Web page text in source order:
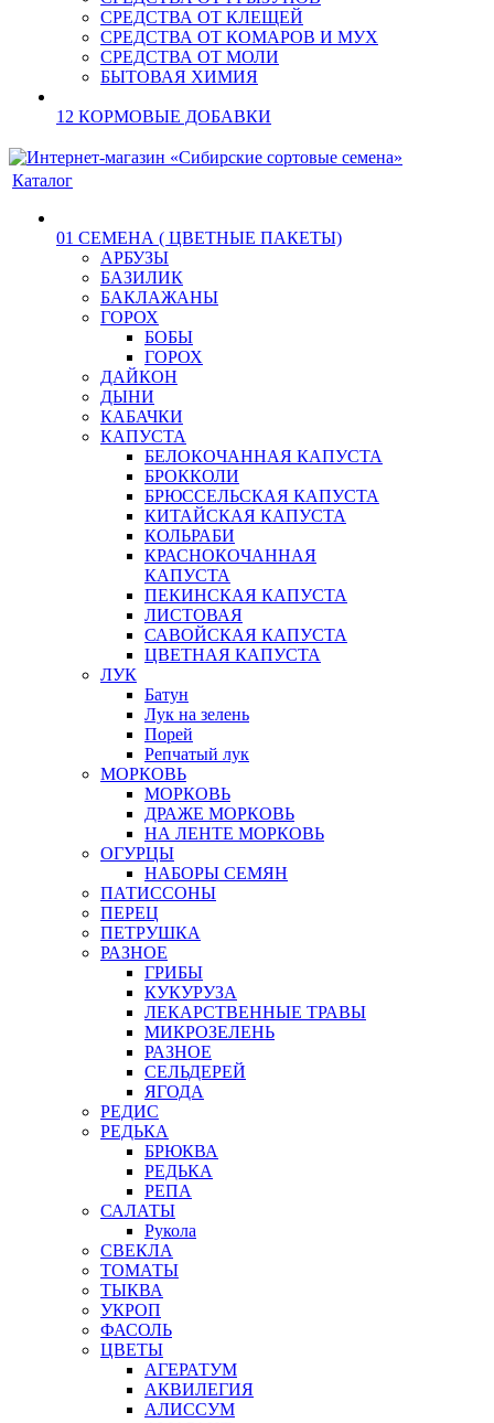
СРЕДСТВА ОТ КЛЕЩЕЙ
СРЕДСТВА ОТ КОМАРОВ И МУХ
СРЕДСТВА ОТ МОЛИ
БЫТОВАЯ ХИМИЯ
12 КОРМОВЫЕ ДОБАВКИ
Каталог
01 СЕМЕНА ( ЦВЕТНЫЕ ПАКЕТЫ)
АРБУЗЫ
БАЗИЛИК
БАКЛАЖАНЫ
ГОРОХ
БОБЫ
ГОРОХ
ДАЙКОН
ДЫНИ
КАБАЧКИ
КАПУСТА
БЕЛОКОЧАННАЯ КАПУСТА
БРОККОЛИ
БРЮССЕЛЬСКАЯ КАПУСТА
КИТАЙСКАЯ КАПУСТА
КОЛЬРАБИ
КРАСНОКОЧАННАЯ
КАПУСТА
ПЕКИНСКАЯ КАПУСТА
ЛИСТОВАЯ
САВОЙСКАЯ КАПУСТА
ЦВЕТНАЯ КАПУСТА
ЛУК
Батун
Лук на зелень
Порей
Репчатый лук
МОРКОВЬ
МОРКОВЬ
ДРАЖЕ МОРКОВЬ
НА ЛЕНТЕ МОРКОВЬ
ОГУРЦЫ
НАБОРЫ СЕМЯН
ПАТИССОНЫ
ПЕРЕЦ
ПЕТРУШКА
РАЗНОЕ
ГРИБЫ
КУКУРУЗА
ЛЕКАРСТВЕННЫЕ ТРАВЫ
МИКРОЗЕЛЕНЬ
РАЗНОЕ
СЕЛЬДЕРЕЙ
ЯГОДА
РЕДИС
РЕДЬКА
БРЮКВА
РЕДЬКА
РЕПА
САЛАТЫ
Рукола
СВЕКЛА
ТОМАТЫ
ТЫКВА
УКРОП
ФАСОЛЬ
ЦВЕТЫ
АГЕРАТУМ
АКВИЛЕГИЯ
АЛИССУМ